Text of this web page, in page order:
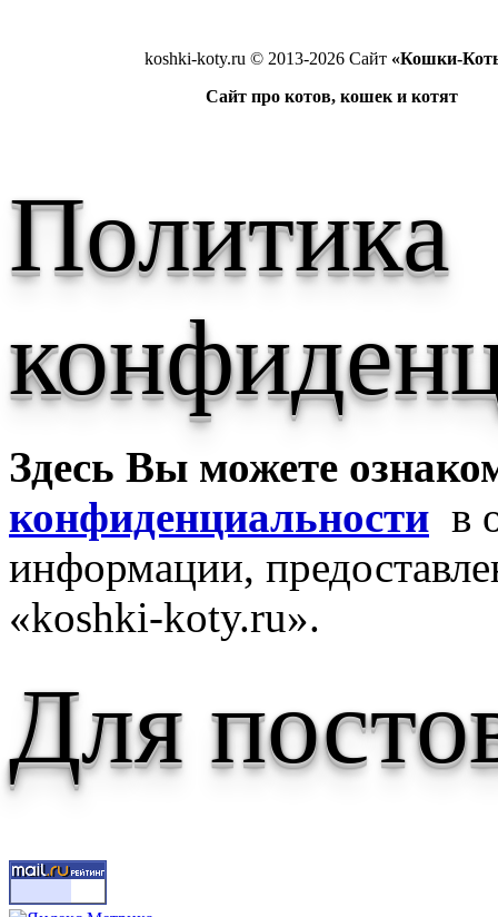
koshki-koty.ru © 2013-2026 Сайт «Кошки-
Сайт про котов, кошек и котят
Политика
Здесь Вы можете
конфиденциальности в
информации,
«koshki-koty.ru».
Для